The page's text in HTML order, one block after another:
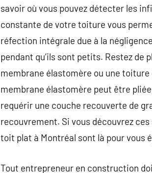
savoir où vous pouvez détecter les
constante de votre toiture vous
réfection intégrale due à la
pendant qu’ils sont petits. Restez de
membrane élastomère ou une
membrane élastomère peut être
requérir une couche recouverte de
recouvrement. Si vous découvrez
toit plat à Montréal sont là pour vous
Tout entrepreneur en construction